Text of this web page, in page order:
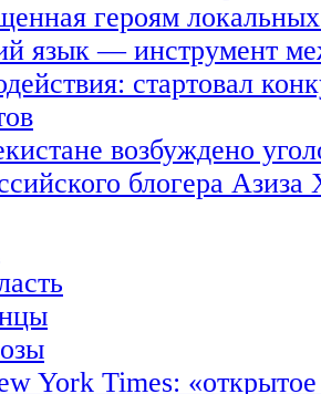
героям
язык — инструмент
стартовал
возбуждено
блогера Азиза
York Times: